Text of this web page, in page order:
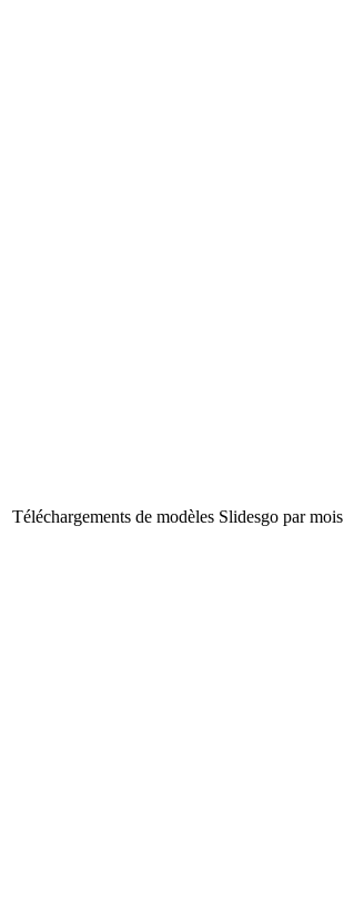
Téléchargements de modèles Slidesgo par mois